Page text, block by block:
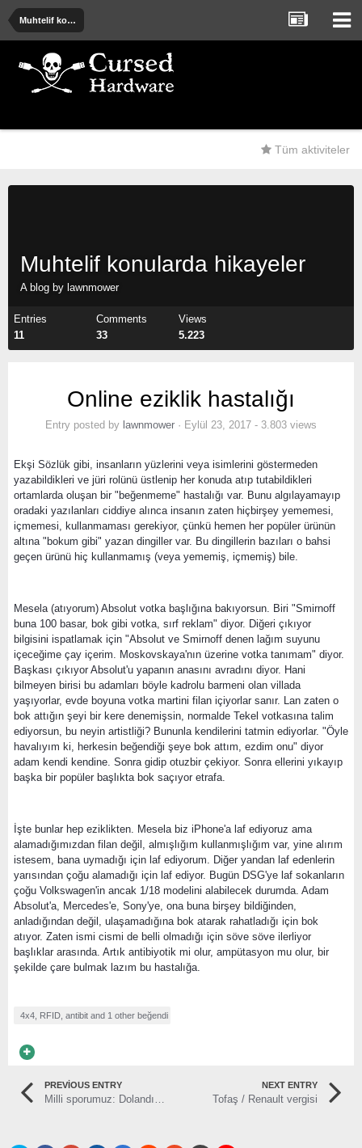
Muhtelif konularda hikayeler
Tüm aktiviteler
Muhtelif konularda hikayeler
A blog by lawnmower
Entries
11
Comments
33
Views
5.223
Online eziklik hastalığı
Entry posted by lawnmower · Eylül 23, 2017 - 3.803 views
Ekşi Sözlük gibi, insanların yüzlerini veya isimlerini göstermeden
yazabildikleri ve jüri rolünü üstlenip her konuda atıp tutabildikleri
ortamlarda oluşan bir "beğenmeme" hastalığı var. Bunu algılayamayıp
oradaki yazılanları ciddiye alınca insanın zaten hiçbirşey yememesi,
içmemesi, kullanmaması gerekiyor, çünkü hemen her popüler ürünün
altına "bokum gibi" yazan dingiller var. Bu dingillerin bazıları o bahsi
geçen ürünü hiç kullanmamış (veya yememiş, içmemiş) bile.
Mesela (atıyorum) Absolut votka başlığına bakıyorsun. Biri "Smirnoff
buna 100 basar, bok gibi votka, sırf reklam" diyor. Diğeri çıkıyor
bilgisini ispatlamak için "Absolut ve Smirnoff denen lağım suyunu
içeceğime çay içerim. Moskovskaya'nın üzerine votka tanımam" diyor.
Başkası çıkıyor Absolut'u yapanın anasını avradını diyor. Hani
bilmeyen birisi bu adamları böyle kadrolu barmeni olan villada
yaşıyorlar, evde boyuna votka martini filan içiyorlar sanır. Lan zaten o
bok attığın şeyi bir kere denemişsin, normalde Tekel votkasına talim
ediyorsun, bu neyin artistliği? Bununla kendilerini tatmin ediyorlar. "Öyle
havalıyım ki, herkesin beğendiği şeye bok attım, ezdim onu" diyor
adam kendi kendine. Sonra gidip otuzbir çekiyor. Sonra ellerini yıkayıp
başka bir popüler başlıkta bok saçıyor etrafa.
İşte bunlar hep eziklikten. Mesela biz iPhone'a laf ediyoruz ama
alamadığımızdan filan değil, almışlığım kullanmışlığım var, yine alırım
istesem, bana uymadığı için laf ediyorum. Diğer yandan laf edenlerin
yarısından çoğu alamadığı için laf ediyor. Bugün DSG'ye laf sokanların
çoğu Volkswagen'in ancak 1/18 modelini alabilecek durumda. Adam
Absolut'a, Mercedes'e, Sony'ye, ona buna birşey bildiğinden,
anladığından değil, ulaşamadığına bok atarak rahatladığı için bok
atıyor. Zaten ismi cismi de belli olmadığı için söve söve ilerliyor
başlıklar arasında. Artık antibiyotik mi olur, ampütasyon mu olur, bir
şekilde çare bulmak lazım bu hastalığa.
4x4 RFID antibit and 1 other beğendi
PREVIOUS ENTRY
Milli sporumuz: Dolandırıcılık
NEXT ENTRY
Tofaş / Renault vergisi